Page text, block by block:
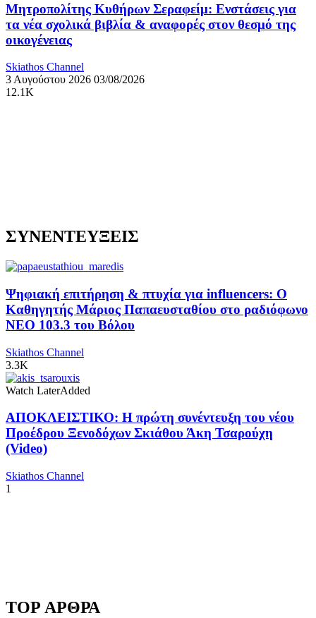
Μητροπολίτης Κυθήρων Σεραφείμ: Ενστάσεις για
τα νέα σχολικά βιβλία & αναφορές στον θεσμό της
οικογένειας
Skiathos Channel
3 Αυγούστου 2026 03/08/2026
12.1K
ΣΥΝΕΝΤΕΥΞΕΙΣ
Ψηφιακή επιτήρηση & πτυχία για influencers: Ο
Καθηγητής Μάριος Παπαευσταθίου στο ραδιόφωνο
NEO 103.3 του Βόλου
Skiathos Channel
3.3K
Watch LaterAdded
ΑΠΟΚΛΕΙΣΤΙΚΟ: Η πρώτη συνέντευξη του νέου
Προέδρου Ξενοδόχων Σκιάθου Άκη Τσαρούχη
(Video)
Skiathos Channel
1
TOP ΑΡΘΡΑ